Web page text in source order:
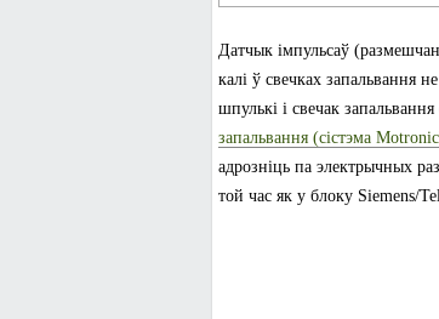
Датчык імпульсаў
калі ў свечках запальвання
шпулькі і свечак запальвання
запальвання (сістэма
адрозніць па электрычных
той час як у блоку Siemens/